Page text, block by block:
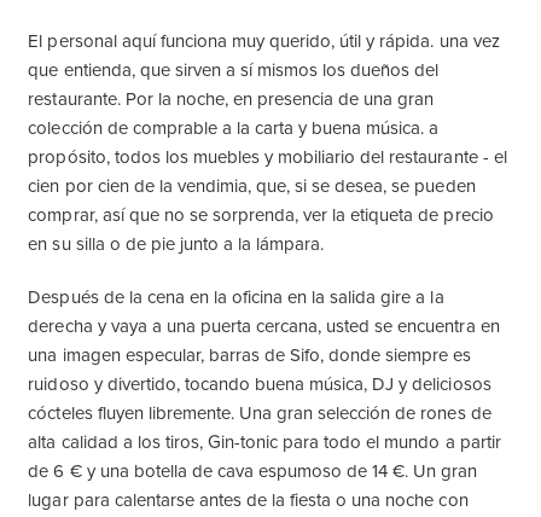
El personal aquí funciona muy querido, útil y rápida. una vez
que entienda, que sirven a sí mismos los dueños del
restaurante. Por la noche, en presencia de una gran
colección de comprable a la carta y buena música. a
propósito, todos los muebles y mobiliario del restaurante - el
cien por cien de la vendimia, que, si se desea, se pueden
comprar, así que no se sorprenda, ver la etiqueta de precio
en su silla o de pie junto a la lámpara.
Después de la cena en la oficina en la salida gire a la
derecha y vaya a una puerta cercana, usted se encuentra en
una imagen especular, barras de Sifo, donde siempre es
ruidoso y divertido, tocando buena música, DJ y deliciosos
cócteles fluyen libremente. Una gran selección de rones de
alta calidad a los tiros, Gin-tonic para todo el mundo a partir
de 6 € y una botella de cava espumoso de 14 €. Un gran
lugar para calentarse antes de la fiesta o una noche con